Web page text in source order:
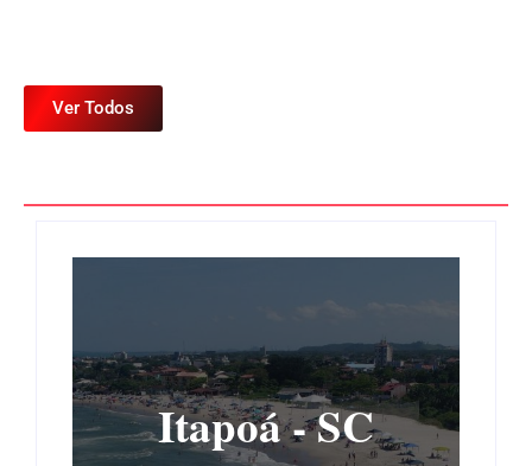
Ver Todos
Itapoá - SC